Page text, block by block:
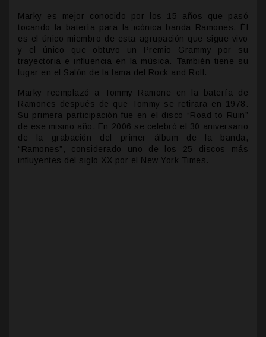
Marky es mejor conocido por los 15 años que pasó
tocando la batería para la icónica banda Ramones. Él
es el único miembro de esta agrupación que sigue vivo
y el único que obtuvo un Premio Grammy por su
trayectoria e influencia en la música. También tiene su
lugar en el Salón de la fama del Rock and Roll.
Marky reemplazó a Tommy Ramone en la batería de
Ramones después de que Tommy se retirara en 1978.
Su primera participación fue en el disco “Road to Ruin”
de ese mismo año. En 2006 se celebró el 30 aniversario
de la grabación del primer álbum de la banda,
“Ramones”, considerado uno de los 25 discos más
influyentes del siglo XX por el New York Times.